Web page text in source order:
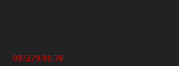
09/279.95.70